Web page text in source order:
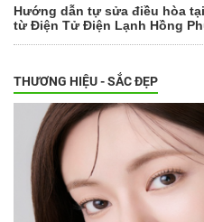
Hướng dẫn tự sửa điều hòa
từ Điện Tử Điện Lạnh Hồng
THƯƠNG HIỆU - SẮC ĐẸP